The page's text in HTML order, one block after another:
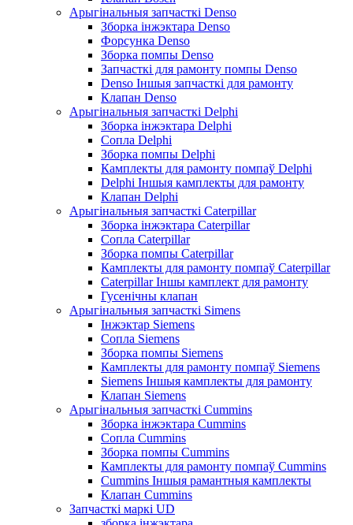
Арыгінальныя запчасткі Denso
Зборка інжэктара Denso
Форсунка Denso
Зборка помпы Denso
Запчасткі для рамонту помпы Denso
Denso Іншыя запчасткі для рамонту
Клапан Denso
Арыгінальныя запчасткі Delphi
Зборка інжэктара Delphi
Сопла Delphi
Зборка помпы Delphi
Камплекты для рамонту помпаў Delphi
Delphi Іншыя камплекты для рамонту
Клапан Delphi
Арыгінальныя запчасткі Caterpillar
Зборка інжэктара Caterpillar
Сопла Caterpillar
Зборка помпы Caterpillar
Камплекты для рамонту помпаў Caterpillar
Caterpillar Іншы камплект для рамонту
Гусенічны клапан
Арыгінальныя запчасткі Simens
Інжэктар Siemens
Сопла Siemens
Зборка помпы Siemens
Камплекты для рамонту помпаў Siemens
Siemens Іншыя камплекты для рамонту
Клапан Siemens
Арыгінальныя запчасткі Cummins
Зборка інжэктара Cummins
Сопла Cummins
Зборка помпы Cummins
Камплекты для рамонту помпаў Cummins
Cummins Іншыя рамантныя камплекты
Клапан Cummins
Запчасткі маркі UD